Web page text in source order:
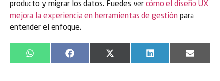
producto y migrar los datos. Puedes ver cómo el diseño UX
mejora la experiencia en herramientas de gestión para
entender el enfoque.
WhatsApp Facebook
X
(Twitter)
LinkedIn Email